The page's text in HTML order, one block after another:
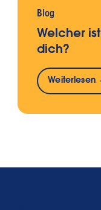
Blog
Welcher
dich?
Weiterlesen